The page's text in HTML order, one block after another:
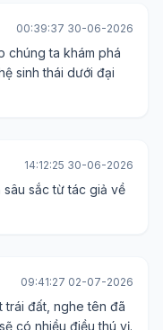
00:39:37 30-06-2026
chúng ta khám phá
sinh thái dưới đại
14:12:25 30-06-2026
sâu sắc từ tác giả về
09:41:27 02-07-2026
trái đất, nghe tên đã
có nhiều điều thú vị.